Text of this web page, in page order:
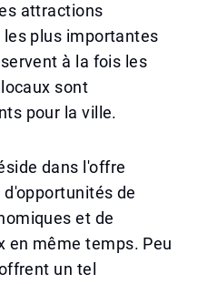
attractions
plus importantes
à la fois les
sont
pour la ville.
dans l'offre
de
et de
même temps. Peu
un tel